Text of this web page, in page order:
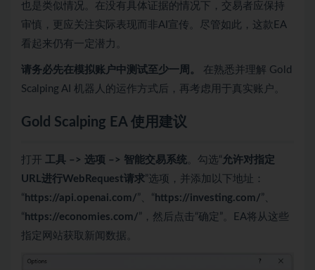
也是类似情况。在没有具体证据的情况下，交易者应保持
审慎，更应关注实际表现而非AI宣传。尽管如此，这款EA
看起来仍有一定潜力。
请务必先在模拟账户中测试至少一周。
在熟悉并理解 Gold
Scalping AI 机器人的运作方式后，再考虑用于真实账户。
Gold Scalping EA 使用建议
打开 工具 –> 选项 –> 智能交易系统 。勾选“ 允许对指定
URL进行WebRequest请求”选项，并添加以下地址：
“ https://api.openai.com/”、“ https://investing.com/”、
“ https://economies.com/”，然后点击“确定”。EA将从这些
指定网站获取新闻数据。